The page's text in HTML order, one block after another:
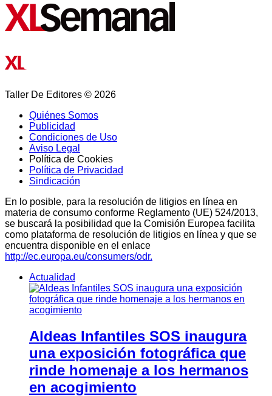
Taller De Editores © 2026
Quiénes Somos
Publicidad
Condiciones de Uso
Aviso Legal
Política de Cookies
Política de Privacidad
Sindicación
En lo posible, para la resolución de litigios en línea en
materia de consumo conforme Reglamento (UE) 524/2013,
se buscará la posibilidad que la Comisión Europea facilita
como plataforma de resolución de litigios en línea y que se
encuentra disponible en el enlace
http://ec.europa.eu/consumers/odr.
Actualidad
Aldeas Infantiles SOS inaugura
una exposición fotográfica que
rinde homenaje a los hermanos
en acogimiento